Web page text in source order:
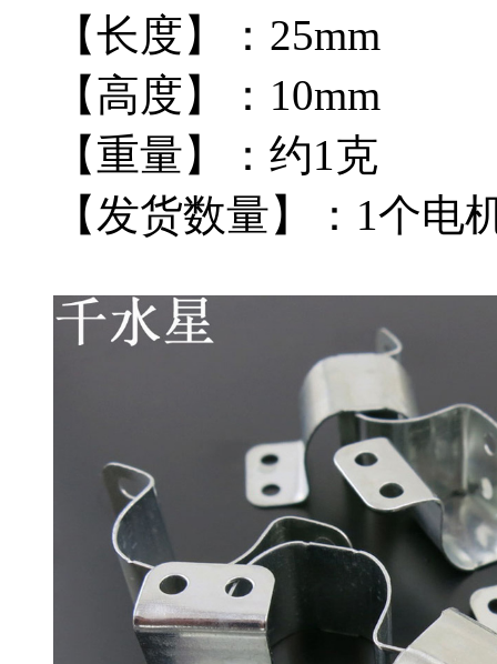
【长度】：25mm
【高度】：10mm
【重量】：约1克
【发货数量】：1个电